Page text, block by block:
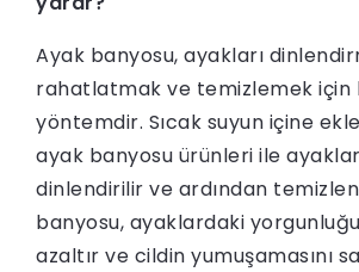
Ayak banyosu, ayakları
rahatlatmak ve temizlemek için
yöntemdir. Sıcak suyun içine
ayak banyosu ürünleri ile
dinlendirilir ve ardından
banyosu, ayaklardaki
azaltır ve cildin yumuşamasını